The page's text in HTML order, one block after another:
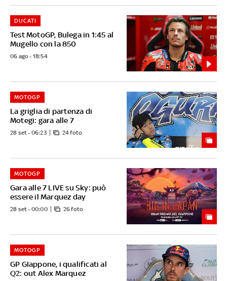
Test MotoGP, Bulega in 1:45 al
Mugello con la 850
DUCATI
06 ago - 18:54
La griglia di partenza di
Motegi: gara alle 7
MOTOGP
28 set - 06:23 24 foto
Gara alle 7 LIVE su Sky: può
essere il Marquez day
MOTOGP
28 set - 00:00 26 foto
GP GIappone, i qualificati al
Q2: out Alex Marquez
MOTOGP